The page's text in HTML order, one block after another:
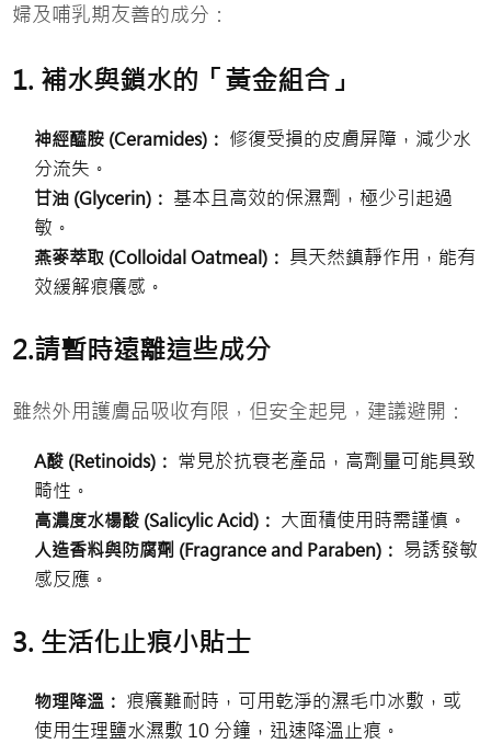
婦及哺乳期友善的成分：
1. 補水與鎖水的「黃金組合」
神經醯胺 (Ceramides)： 修復受損的皮膚屏障，減少水
分流失。
甘油 (Glycerin)： 基本且高效的保濕劑，極少引起過
敏。
燕麥萃取 (Colloidal Oatmeal)： 具天然鎮靜作用，能有
效緩解痕癢感。
2.請暫時遠離這些成分
雖然外用護膚品吸收有限，但安全起見，建議避開：
A酸 (Retinoids)： 常見於抗衰老產品，高劑量可能具致
畸性。
高濃度水楊酸 (Salicylic Acid)： 大面積使用時需謹慎。
人造香料與防腐劑 (Fragrance and Paraben)： 易誘發敏
感反應。
3. 生活化止痕小貼士
物理降溫： 痕癢難耐時，可用乾淨的濕毛巾冰敷，或
使用生理鹽水濕敷 10 分鐘，迅速降溫止痕。